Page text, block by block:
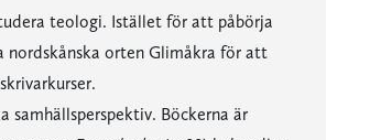
teologi. Istället för att påbörja
orten Glimåkra för att
samhällsperspektiv. Böckerna är